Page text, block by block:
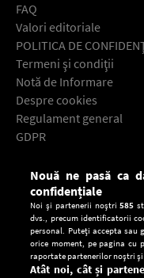
FAQ
Valori editoriale
POLITICA DE
Termeni şi condiţii
Notă de Informare
Despre cookies
Regulament general
GDPR
Descarcă gratuit
Nouă ne pasă ca
confidențiale
Noi și partenerii noștri585
dvs., precum identificatorii
personal. Puteți accepta sau
orice moment, pe pagina cu
raportate partenerilor noștri și
Atât noi, cât și